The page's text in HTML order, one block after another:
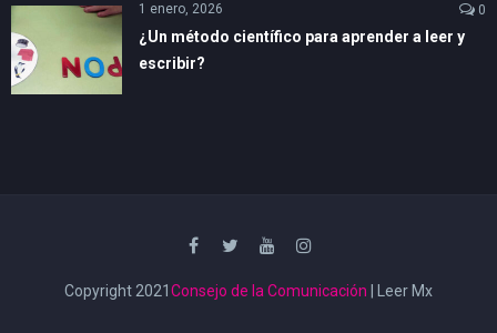
1 enero, 2026 0
¿Un método científico para aprender a leer y
escribir?
Copyright 2021 Consejo de la Comunicación | Leer Mx